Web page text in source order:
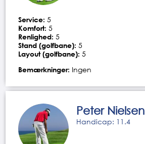
Service: 5
Komfort: 5
Renlighed: 5
Stand (golfbane): 5
Layout (golfbane): 5
Bemærkninger: Ingen
Peter Nielsen
Handicap: 11.4